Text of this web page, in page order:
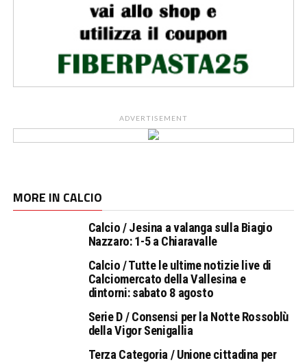
ADVERTISEMENT
MORE IN CALCIO
Calcio / Jesina a valanga sulla Biagio
Nazzaro: 1-5 a Chiaravalle
Calcio / Tutte le ultime notizie live di
Calciomercato della Vallesina e
dintorni: sabato 8 agosto
Serie D / Consensi per la Notte Rossoblù
della Vigor Senigallia
Terza Categoria / Unione cittadina per